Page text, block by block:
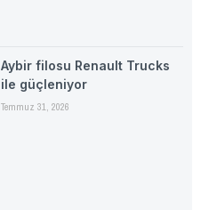
Aybir filosu Renault Trucks
ile güçleniyor
Temmuz 31, 2026